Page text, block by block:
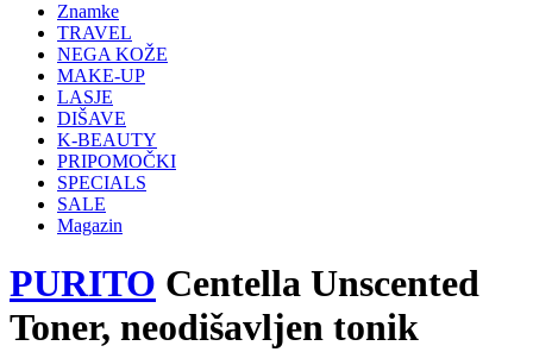
Znamke
TRAVEL
NEGA KOŽE
MAKE-UP
LASJE
DIŠAVE
K-BEAUTY
PRIPOMOČKI
SPECIALS
SALE
Magazin
PURITO Centella Unscented
Toner, neodišavljen tonik